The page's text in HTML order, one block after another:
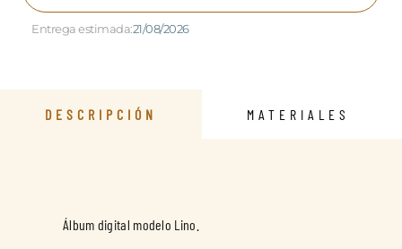
Entrega estimada:21/08/2026
DESCRIPCIÓN MATERIALES
Álbum digital modelo Lino.